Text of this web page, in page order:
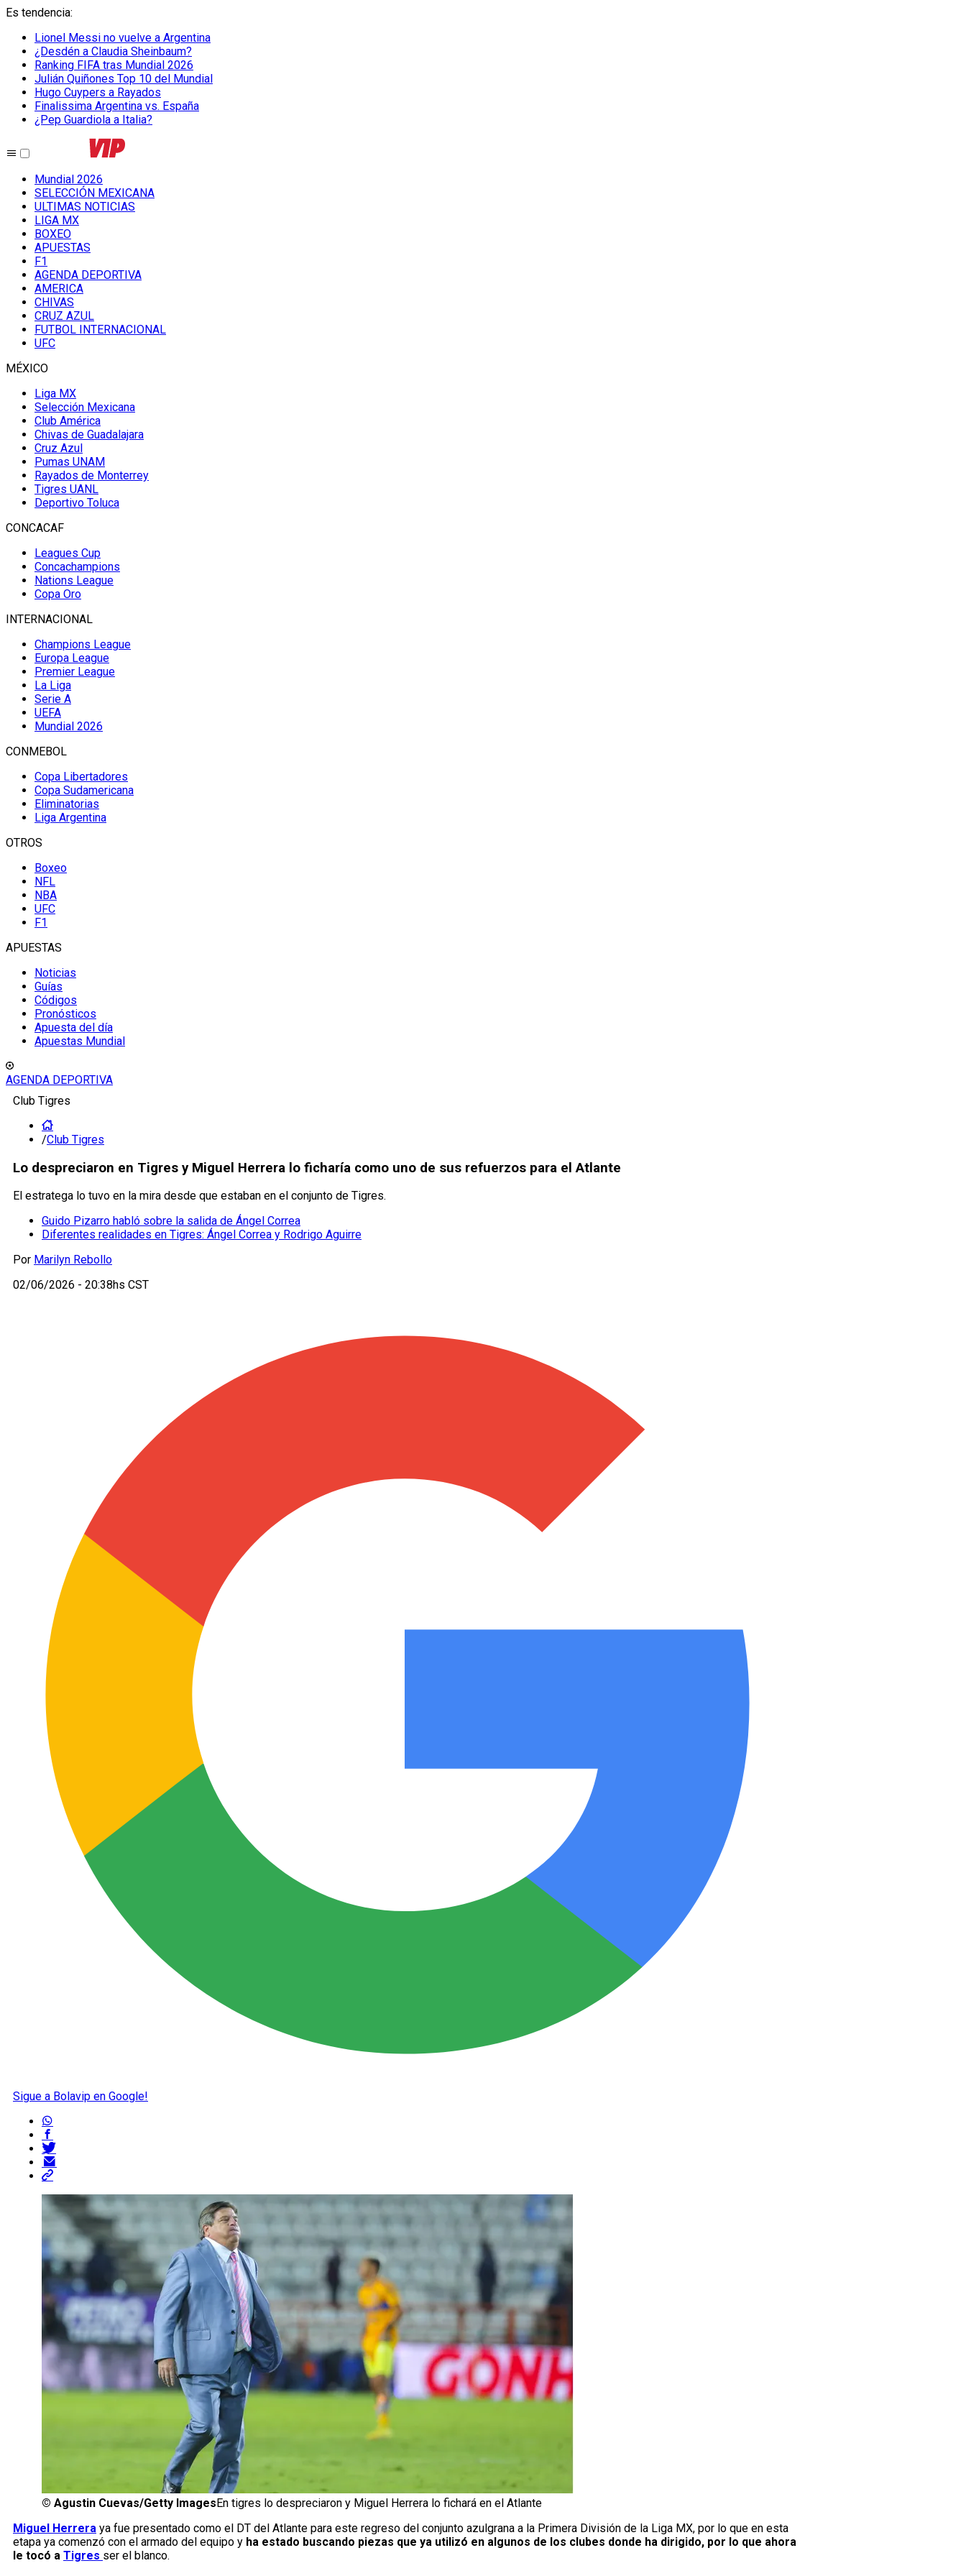
Es tendencia:
Lionel Messi no vuelve a Argentina
¿Desdén a Claudia Sheinbaum?
Ranking FIFA tras Mundial 2026
Julián Quiñones Top 10 del Mundial
Hugo Cuypers a Rayados
Finalissima Argentina vs. España
¿Pep Guardiola a Italia?
Mundial 2026
SELECCIÓN MEXICANA
ULTIMAS NOTICIAS
LIGA MX
BOXEO
APUESTAS
F1
AGENDA DEPORTIVA
AMERICA
CHIVAS
CRUZ AZUL
FUTBOL INTERNACIONAL
UFC
MÉXICO
Liga MX
Selección Mexicana
Club América
Chivas de Guadalajara
Cruz Azul
Pumas UNAM
Rayados de Monterrey
Tigres UANL
Deportivo Toluca
CONCACAF
Leagues Cup
Concachampions
Nations League
Copa Oro
INTERNACIONAL
Champions League
Europa League
Premier League
La Liga
Serie A
UEFA
Mundial 2026
CONMEBOL
Copa Libertadores
Copa Sudamericana
Eliminatorias
Liga Argentina
OTROS
Boxeo
NFL
NBA
UFC
F1
APUESTAS
Noticias
Guías
Códigos
Pronósticos
Apuesta del día
Apuestas Mundial
AGENDA DEPORTIVA
Club Tigres
/Club Tigres
Lo despreciaron en Tigres y Miguel Herrera lo ficharía como uno de sus refuerzos para el Atlante
El estratega lo tuvo en la mira desde que estaban en el conjunto de Tigres.
Guido Pizarro habló sobre la salida de Ángel Correa
Diferentes realidades en Tigres: Ángel Correa y Rodrigo Aguirre
Por Marilyn Rebollo
02/06/2026 - 20:38hs CST
Sigue a Bolavip en Google!
© Agustin Cuevas/Getty Images En tigres lo despreciaron y Miguel Herrera lo fichará en el Atlante
Miguel Herrera ya fue presentado como el DT del Atlante para este regreso del conjunto azulgrana a la Primera División de la Liga MX, por lo que en esta
etapa ya comenzó con el armado del equipo y ha estado buscando piezas que ya utilizó en algunos de los clubes donde ha dirigido, por lo que ahora
le tocó a Tigres ser el blanco.